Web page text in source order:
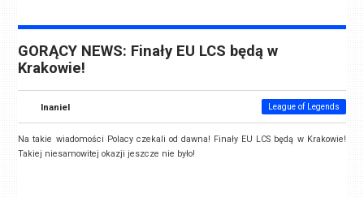
GORĄCY NEWS: Finały EU LCS będą w
Krakowie!
Inaniel League of Legends
Na takie wiadomości Polacy czekali od dawna! Finały EU LCS będą w Krakowie!
Takiej niesamowitej okazji jeszcze nie było!